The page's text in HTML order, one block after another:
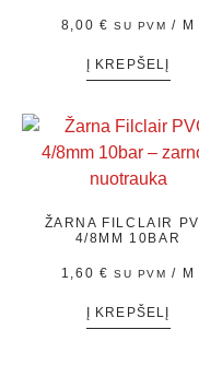
8,00 € SU PVM / M
Į KREPŠELĮ
ŽARNA FILCLAIR
4/8MM 10BAR
1,60 € SU PVM / M
Į KREPŠELĮ